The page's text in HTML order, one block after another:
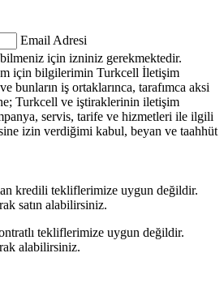
Email Adresi
için izniniz gerekmektedir.
için bilgilerimin Turkcell İletişim
bunların iş ortaklarınca, tarafımca aksi
Turkcell ve iştiraklerinin iletişim
servis, tarife ve hizmetleri ile ilgili
izin verdiğimi kabul, beyan ve taahhüt
kredili tekliflerimize uygun değildir.
satın alabilirsiniz.
tekliflerimize uygun değildir.
alabilirsiniz.